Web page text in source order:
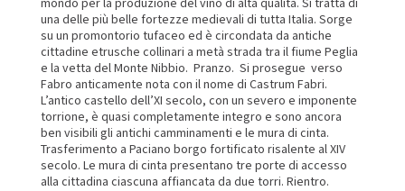
mondo per la produzione del vino di alta qualità. Si tratta di
una delle più belle fortezze medievali di tutta Italia. Sorge
su un promontorio tufaceo ed è circondata da antiche
cittadine etrusche collinari a metà strada tra il fiume Peglia
e la vetta del Monte Nibbio. Pranzo. Si prosegue verso
Fabro anticamente nota con il nome di Castrum Fabri.
L’antico castello dell’XI secolo, con un severo e imponente
torrione, è quasi completamente integro e sono ancora
ben visibili gli antichi camminamenti e le mura di cinta.
Trasferimento a Paciano borgo fortificato risalente al XIV
secolo. Le mura di cinta presentano tre porte di accesso
alla cittadina ciascuna affiancata da due torri. Rientro.